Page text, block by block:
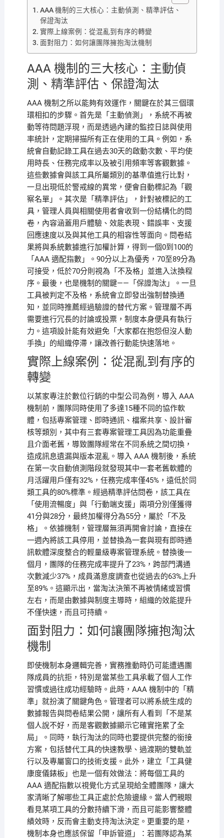
AAA 機制的三大核心：主動偵測、精準評估、
保證淘汰
實際上線案例：從混亂到有序的轉變
面對阻力：如何讓團隊擁抱淘汰機制
AAA 機制的三大核心：主動偵
測、精準評估、保證淘汰
AAA 機制之所以能夠有效運作，關鍵在於其三個環
環相扣的步驟。首先是「主動偵測」，系統不再被
動等待問題浮現，而是透過內建的監控日誌與使用
率統計，定期掃描所有正在使用的工具。例如，系
統會自動記錄工具在過去30天的啟動次數、平均使
用時長、任務完成率以及被引用頻率等客觀數據。
這些數據會與該工具所屬類別的基準值進行比對，
一旦出現低於警戒線的異常，便會自動標記為「觀
察名單」。其次是「精準評估」，針對被標記的工
具，管理人員與相關使用者會收到一份結構化的問
卷，內容涵蓋用戶體驗、效能表現、錯誤率、支援
回應速度以及與其他工具的相容性等面向。問卷結
果將與系統數據進行加權計算，得到一個0到100的
「AAA 適配指數」。90分以上為優秀，70至89分為
可接受，低於70分則視為「不及格」並進入汰換程
序。最後，也是機制的關鍵——「保證淘汰」。一旦
工具被判定不及格，系統會立即發出強制替換通
知，並同時推薦經過驗證的替代方案。管理層不再
需要進行冗長的討論或投票，制度本身便具有執行
力。這項設計能有效避免「大家都在抱怨但沒人動
手換」的組織停滯，讓改善行動能快速落地。
實際上線案例：從混亂到有序的
轉變
以某家專注於數位行銷的中型公司為例，導入 AAA
機制前，團隊同時使用了多達15種不同的協作軟
體，包括專案管理、即時通訊、檔案共享、設計審
核等類別，其中有三套專案管理工具因為功能重疊
且介面老舊，導致團隊經常在不同系統之間切換，
造成訊息遺漏與版本混亂。導入 AAA 機制後，系統
在第一次自動偵測階段就發現其中一套老舊軟體的
月活躍用戶僅有32%，任務完成率僅45%，遠低於同
類工具的80%標準。經過精準評估問卷，該工具在
「使用流暢度」與「行動端支援」兩項分別僅獲得
41分與28分，最終加權得分為55分，屬於「不及
格」。依據機制，管理層無須再開會討論，直接在
一週內將該工具停用，並替換為一套與現有即時通
訊軟體深度整合的輕量級專案管理系統。替換後一
個月，團隊的任務完成率提升了23%，跨部門溝通
次數減少37%，成員滿意度調查也從過去的63%上升
至89%。這顯示出，當淘汰決策不再被情緒或習慣
左右，而是由數據與制度主導時，組織的效能提升
不僅快速，而且可持續。
面對阻力：如何讓團隊擁抱淘汰
機制
即使機制本身邏輯完善，實務推動時仍可能遭遇團
隊成員的抗拒，特別是當某些工具承載了個人工作
習慣或過往成功經驗時。此時，AAA 機制中的「精
準」就扮演了關鍵角色。管理者可以將系統生成的
數據報告與問卷結果公開，讓所有人看到「不是某
個人說不好，而是客觀數據顯示它確實拖累了全
局」。同時，執行淘汰的同時也要提供完整的銜接
方案，包括替代工具的快速教學、過渡期的雙軌並
行以及專屬窗口的技術支援。此外，建立「工具健
康度儀錶板」也是一個有效做法：將每個工具的
AAA 適配指數以視覺化方式呈現給全體團隊，讓大
家清晰了解哪些工具正處於危險邊緣。當人們親眼
看見某項工具的分數持續下滑，而且可能影響整體
績效時，反而會主動支持淘汰決定。更重要的是，
機制本身也應該保留「申訴管道」：若團隊認為某